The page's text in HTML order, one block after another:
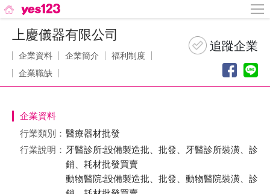
上慶儀器有限公司
企業資料 企業簡介
福利制度
企業職缺
企業資料
行業類別： 醫療器材批發
行業說明： 牙醫診所:設備製造批、批發、牙醫診所裝潢、診所
銷、耗材批發買賣
動物醫院:設備製造批、批發、動物醫院裝潢、診所